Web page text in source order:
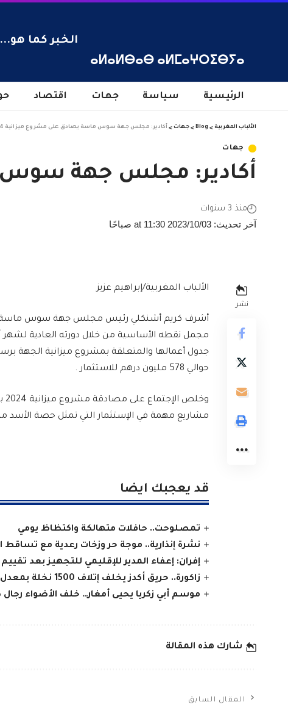
ⴰⵍⴰⵍⴱⴰⴱ ⴰⵍⵎⴰⵖⵔⵉⴱⵢⴰ
الخبر كما هو...
الرئيسية سياسة جهات اقتصاد
الألباب المغربية >
Blog
> جهات > أكادير: مجلس جهة سوس ماسة يصادق على مشروع ميزانية 2024
جهات
أكادير: مجلس جهة سوس
آخر تحديث: 2023/10/03 at 11:30 صباحًا
منذ 3 سنوات
نشر
الألباب المغربية/إبراهيم عزيز
مجمل نقطه الأساسية من خلال دورته العادية لشهر
حوالي 578 مليون درهم للاستثمار .
مشاريع مهمة في الإستثمار التي تمثل حصة الأسد
قد يعجبك ايضا
تمصلوحت.. حافلات متهالكة واكتظاظ يومي
نشرة إنذارية.. موجة حر وزخات رعدية مع تساقط
إفران: إعفاء المدير للإقليمي للتجهيز بعد تقييم
زاكورة.. حريق أكدز يخلف إتلاف 1500 نخلة بمعدل 8 هكتارات ونفوق ماشية
موسم أبي زكريا يحيى أمغار… خلف الأضواء
شارك هذه المقالة
المقال السابق